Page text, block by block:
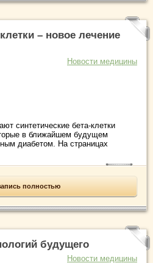
– новое лечение
Новости медицины
синтетические бета-клетки
в ближайшем будущем
диабетом. На страницах
полностью
будущего
Новости медицины